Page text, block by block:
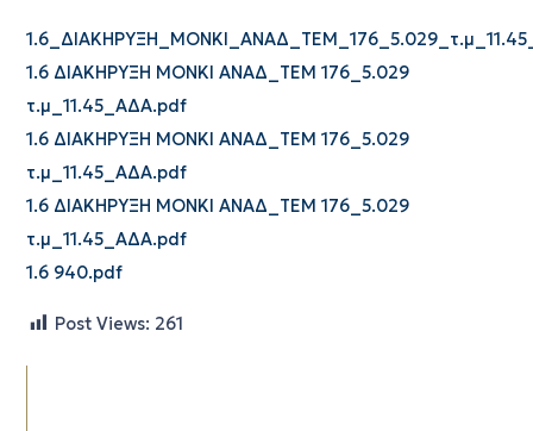
1.6 ΔΙΑΚΗΡΥΞΗ MONKI ΑΝΑΔ_ΤΕΜ 176_5.029
τ.μ_11.45_ΑΔΑ.pdf
1.6 ΔΙΑΚΗΡΥΞΗ MONKI ΑΝΑΔ_ΤΕΜ 176_5.029
τ.μ_11.45_ΑΔΑ.pdf
1.6 ΔΙΑΚΗΡΥΞΗ MONKI ΑΝΑΔ_ΤΕΜ 176_5.029
τ.μ_11.45_ΑΔΑ.pdf
1.6 940.pdf
Post Views: 261